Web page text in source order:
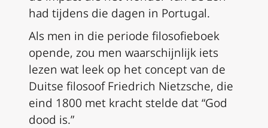
had tijdens die dagen in Portugal.
Als men in die periode filosofieboek
opende, zou men waarschijnlijk iets
lezen wat leek op het concept van de
Duitse filosoof Friedrich Nietzsche, die
eind 1800 met kracht stelde dat “God
dood is.”